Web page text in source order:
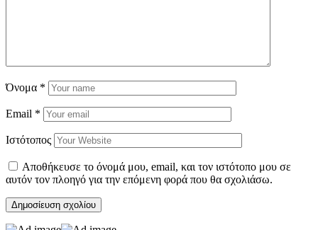
Όνομα *
Email *
Ιστότοπος
Αποθήκευσε το όνομά μου, email, και τον ιστότοπο μου σε
αυτόν τον πλοηγό για την επόμενη φορά που θα σχολιάσω.